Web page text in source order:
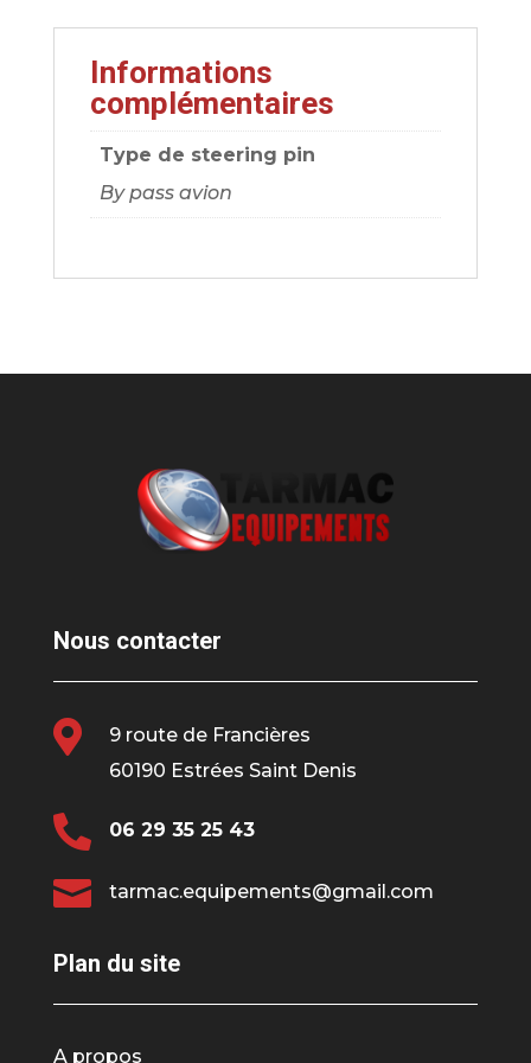
Informations
complémentaires
Type de steering pin
By pass avion
Nous contacter

9 route de Francières
60190 Estrées Saint Denis
 06 29 35 25 43
 tarmac.equipements@gmail.com
Plan du site
A propos